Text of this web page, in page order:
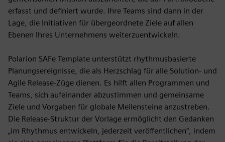
erfasst und definiert wurde. Ihre Teams sind dann in der
Lage, die Initiativen für übergeordnete Ziele auf allen
Ebenen Ihres Unternehmens weiterzuentwickeln.
Polarion SAFe Template unterstützt rhythmusbasierte
Planungsereignisse, die als Herzschlag für alle Solution- und
Agile Release-Züge dienen. Es hilft allen Programmen und
Teams, sich aufeinander abzustimmen und gemeinsame
Ziele und Vorgaben für globale Meilensteine anzustreben.
Die Release-Struktur der Vorlage ermöglicht den Gedanken
„im Rhythmus entwickeln, jederzeit veröffentlichen“, indem